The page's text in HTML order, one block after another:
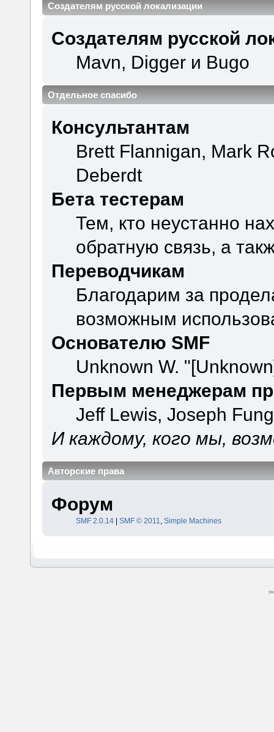
Создателям русской локализации
Создателям русской
Mavn, Digger и Bugo
Отдельное спасибо
Консультантам
Brett Flannigan, Mark
Deberdt
Бета тестерам
Тем, кто неустанно
обратную связь, а
Переводчикам
Благодарим за
возможным
Основателю SMF
Unknown W.
Первым менеджерам
Jeff Lewis, Joseph
И каждому, кого мы,
Авторские права
Форум
SMF 2.0.14| SMF © 2011 Simple Machines